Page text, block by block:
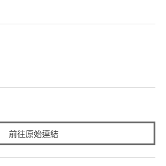
前往原始連結